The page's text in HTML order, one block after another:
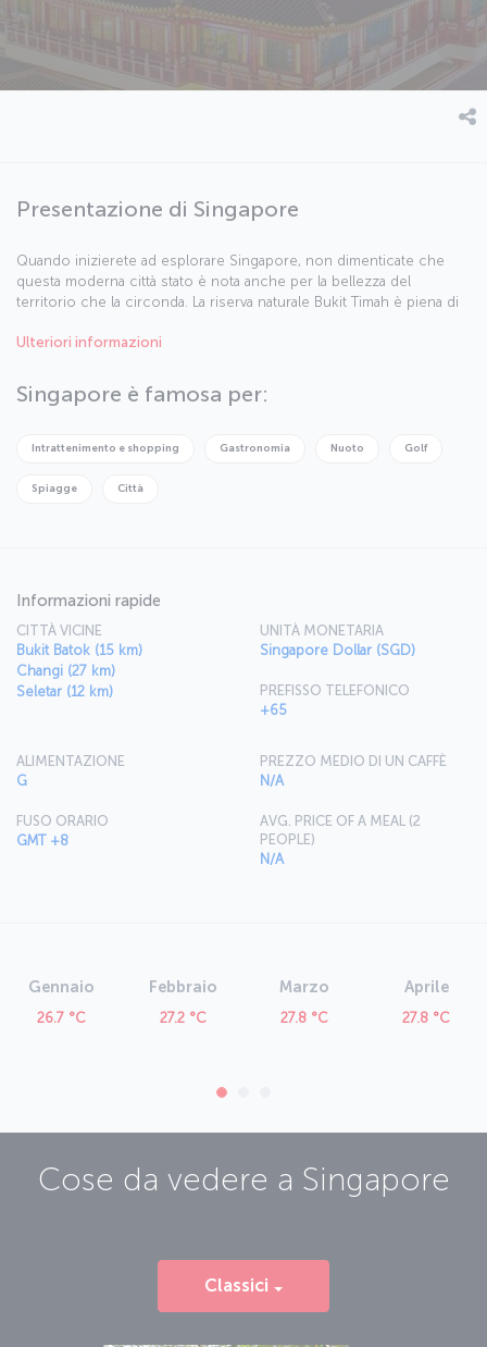
Presentazione di Singapore
Quando inizierete ad esplorare Singapore, non dimenticate che
questa moderna città stato è nota anche per la bellezza del
territorio che la circonda. La riserva naturale Bukit Timah è piena di
potrete ammirare alcune delle più incredibili specie di uccelli al
perdetevi le bellezze naturali del National Orchid Garden: rimarrete
sbalorditi dalla varietà e dai colori delle orchidee di questo giardino.
Raggiungete il tempio Thian Hock Keng o trascorrete un po' di
Ulteriori informazioni
Singapore è famosa per:
Intrattenimento e shopping Gastronomia Nuoto Golf
Spiagge Città
Informazioni rapide
CITTÀ VICINE
Bukit Batok (15 km)
Changi (27 km)
Seletar (12 km)
UNITÀ MONETARIA
Singapore Dollar (SGD)
PREFISSO TELEFONICO
+65
ALIMENTAZIONE
G
FUSO ORARIO
GMT +8
PREZZO MEDIO DI UN CAFFÈ
N/A
AVG. PRICE OF A MEAL (2
PEOPLE)
N/A
Gennaio
26.7 °C
Febbraio
27.2 °C
Marzo
27.8 °C
Aprile
27.8 °C
Cose da vedere a Singapore
Classici